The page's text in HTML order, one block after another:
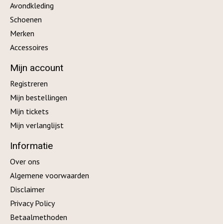
Avondkleding
Schoenen
Merken
Accessoires
Mijn account
Registreren
Mijn bestellingen
Mijn tickets
Mijn verlanglijst
Informatie
Over ons
Algemene voorwaarden
Disclaimer
Privacy Policy
Betaalmethoden